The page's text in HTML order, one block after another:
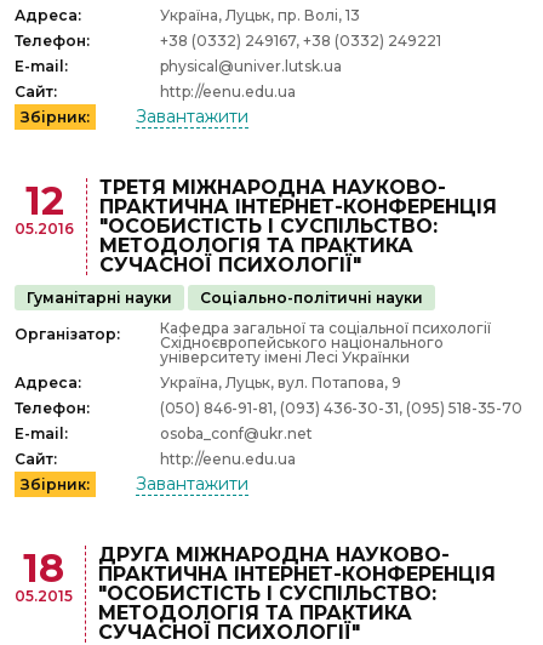
Адреса:
Україна, Луцьк, пр. Волі, 13
Телефон:
+38 (0332) 249167, +38 (0332) 249221
E-mail:
physical@univer.lutsk.ua
Сайт:
http://eenu.edu.ua
Збірник:
Завантажити
12
05.2016
ТРЕТЯ МІЖНАРОДНА НАУКОВО-
ПРАКТИЧНА ІНТЕРНЕТ-КОНФЕРЕНЦІЯ
"ОСОБИСТІСТЬ І СУСПІЛЬСТВО:
МЕТОДОЛОГІЯ ТА ПРАКТИКА
СУЧАСНОЇ ПСИХОЛОГІЇ"
Гуманітарні науки
Соціально-політичні науки
Організатор:
Кафедра загальної та соціальної психології
Східноєвропейського національного
університету імені Лесі Українки
Адреса:
Україна, Луцьк, вул. Потапова, 9
Телефон:
(050) 846-91-81, (093) 436-30-31, (095) 518-35-70
E-mail:
osoba_conf@ukr.net
Сайт:
http://eenu.edu.ua
Збірник:
Завантажити
18
05.2015
ДРУГА МІЖНАРОДНА НАУКОВО-
ПРАКТИЧНА ІНТЕРНЕТ-КОНФЕРЕНЦІЯ
"ОСОБИСТІСТЬ І СУСПІЛЬСТВО:
МЕТОДОЛОГІЯ ТА ПРАКТИКА
СУЧАСНОЇ ПСИХОЛОГІЇ"